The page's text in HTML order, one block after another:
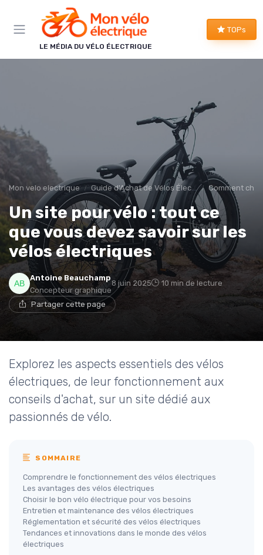
LE MÉDIA DU VÉLO ÉLECTRIQUE
TOPs
Mon velo electrique Guide d'Achat de Vélos Électriques Comment
Un site pour vélo : tout ce
que vous devez savoir sur les
vélos électriques
Antoine Beauchamp
Concepteur graphique
8 juin 2025 10 min de lecture
Partager cette page
Explorez les aspects essentiels des vélos
électriques, de leur fonctionnement aux
conseils d'achat, sur un site dédié aux
passionnés de vélo.
SOMMAIRE
Comprendre le fonctionnement des vélos électriques
Les avantages des vélos électriques
Choisir le bon vélo électrique pour vos besoins
Entretien et maintenance des vélos électriques
Réglementation et sécurité des vélos électriques
Tendances et innovations dans le monde des vélos
électriques
Panneau de gestion des cookies